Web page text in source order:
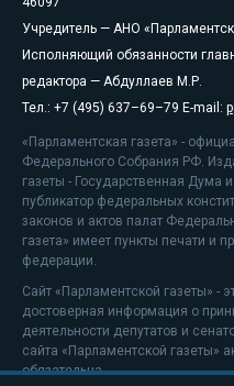
Учредитель — АНО
Исполняющий обязанности
редактора — Абдуллаев М.Р.
Тел.: +7 (495) 637–69–79 E-mail:
«Парламентская газета» -
Федерального Собрания РФ.
газеты - Государственная
публикатор федеральных
законов и актов палат
газета» имеет пункты печати и
федерации.
Сайт «Парламентской газеты» -
достоверная информация о
деятельности депутатов и
сайта «Парламентской газеты»
обязательна.